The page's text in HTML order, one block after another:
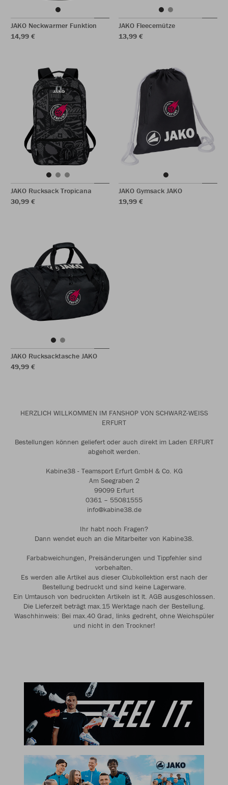
JAKO Neckwarmer Funktion
14,99 €
JAKO Fleecemütze
13,99 €
JAKO Rucksack Tropicana
30,99 €
JAKO Gymsack JAKO
19,99 €
JAKO Rucksacktasche JAKO
49,99 €
HERZLICH WILLKOMMEN IM FANSHOP VON SCHWARZ-WEISS
ERFURT
Bestellungen können geliefert oder auch direkt im Laden ERFURT
abgeholt werden.
Kabine38 - Teamsport Erfurt GmbH & Co. KG
Am Seegraben 2
99099 Erfurt
0361 – 55081555
info@kabine38.de
Ihr habt noch Fragen?
Dann wendet euch an die Mitarbeiter von Kabine38.
Farbabweichungen, Preisänderungen und Tippfehler sind
vorbehalten.
Es werden alle Artikel aus dieser Clubkollektion erst nach der
Bestellung bedruckt und sind keine Lagerware.
Ein Umtausch von bedruckten Artikeln ist lt. AGB ausgeschlossen.
Die Lieferzeit beträgt max.15 Werktage nach der Bestellung.
Waschhinweis: Bei max.40 Grad, links gedreht, ohne Weichspüler
und nicht in den Trockner!